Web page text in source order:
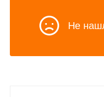
Не